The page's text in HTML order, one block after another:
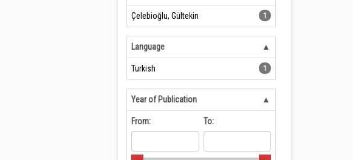
Çelebioğlu, Gültekin 1
Language
Turkish 1
Year of Publication
From: To: